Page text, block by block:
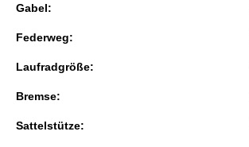
Gabel:
Federweg:
Laufradgröße:
Bremse:
Sattelstütze: